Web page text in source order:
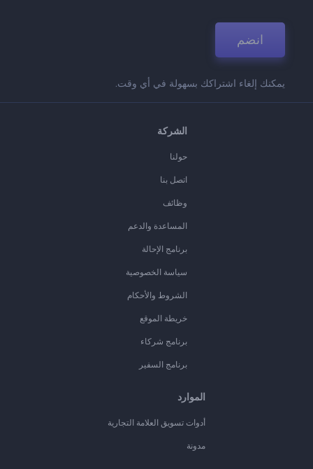
انضم
يمكنك إلغاء اشتراكك بسهولة في أي وقت.
الشركة
حولنا
اتصل بنا
وظائف
المساعدة والدعم
برنامج الإحالة
سياسة الخصوصية
الشروط والأحكام
خريطة الموقع
برنامج شركاء
برنامج السفير
الموارد
أدوات تسويق العلامة التجارية
مدونة